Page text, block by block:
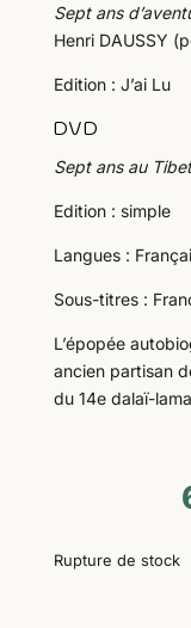
Sept ans
Henri DAUSSY
Edition : J’ai Lu
DVD
Sept ans au Tibet
Edition : simple
Langues :
Sous-titres :
L’épopée
ancien partisan
du 14e dalaï-
Rupture de stock